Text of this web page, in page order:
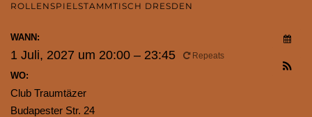
ROLLENSPIELSTAMMTISCH DRESDEN
WANN:
1 Juli, 2027 um 20:00 – 23:45 Repeats
WO:
Club Traumtäzer
Budapester Str. 24